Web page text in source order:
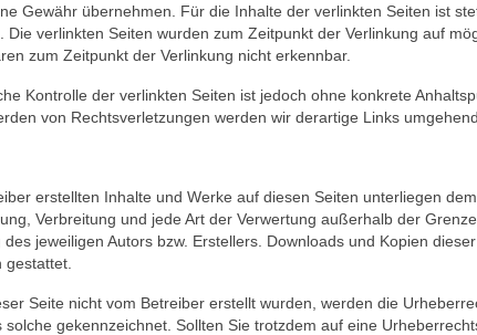
Gewähr übernehmen. Für die Inhalte der verlinkten Seiten ist
Die verlinkten Seiten wurden zum Zeitpunkt der Verlinkung auf
zum Zeitpunkt der Verlinkung nicht erkennbar.
Kontrolle der verlinkten Seiten ist jedoch ohne konkrete
von Rechtsverletzungen werden wir derartige Links
erstellten Inhalte und Werke auf diesen Seiten unterliegen
Verbreitung und jede Art der Verwertung außerhalb der
jeweiligen Autors bzw. Erstellers. Downloads und Kopien
gestattet.
Seite nicht vom Betreiber erstellt wurden, werden die
gekennzeichnet. Sollten Sie trotzdem auf eine